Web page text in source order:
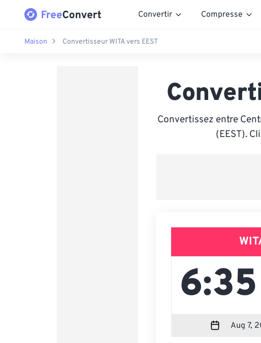
Convertir Compresse
Maison Convertisseur WITA vers EEST
Convertissez entre
(EEST).